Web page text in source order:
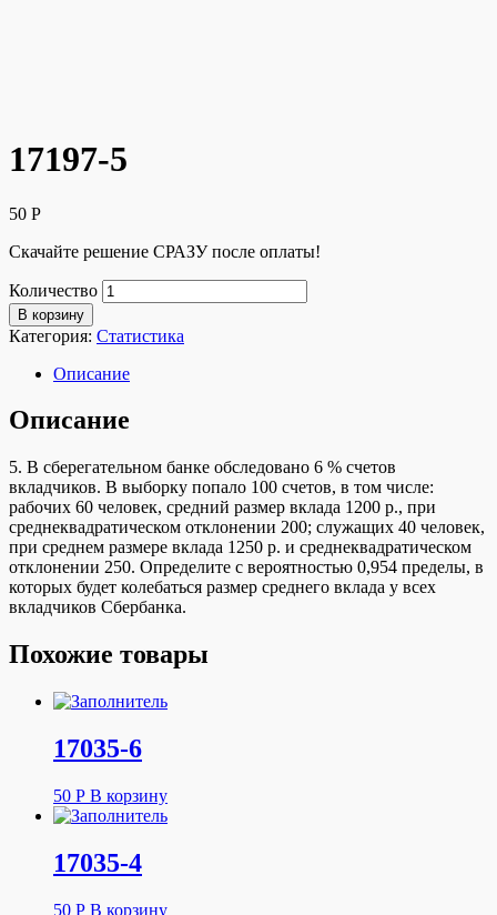
17197-5
50 Р
Скачайте решение СРАЗУ после оплаты!
Количество
В корзину
Категория: Статистика
Описание
Описание
5. В сберегательном банке обследовано 6 % счетов
вкладчиков. В выборку попало 100 счетов, в том числе:
рабочих 60 человек, средний размер вклада 1200 р., при
среднеквадратическом отклонении 200; служащих 40 человек,
при среднем размере вклада 1250 р. и среднеквадратическом
отклонении 250. Определите с вероятностью 0,954 пределы, в
которых будет колебаться размер среднего вклада у всех
вкладчиков Сбербанка.
Похожие товары
17035-6
50 Р В корзину
17035-4
50 Р В корзину